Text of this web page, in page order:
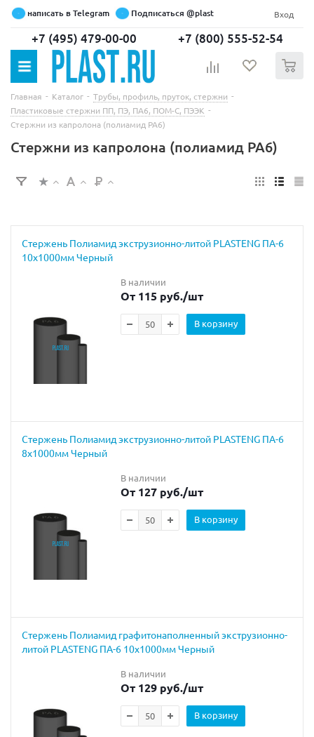
написать в Telegram Подписаться @plast Вход
+7 (495) 479-00-00 +7 (800) 555-52-54
Главная - Каталог - Трубы, профиль, пруток, стержни -
Пластиковые стержни ПП, ПЭ, ПА6, ПОМ-С, ПЭЭК -
Стержни из капролона (полиамид PA6)
Стержни из капролона (полиамид PA6)
Cтержень Полиамид экструзионно-литой PLASTENG ПА-6
10х1000мм Черный
В наличии
От 115 руб./шт
В корзину
Cтержень Полиамид экструзионно-литой PLASTENG ПА-6
8х1000мм Черный
В наличии
От 127 руб./шт
В корзину
Стержень Полиамид графитонаполненный экструзионно-
литой PLASTENG ПА-6 10х1000мм Черный
В наличии
От 129 руб./шт
В корзину